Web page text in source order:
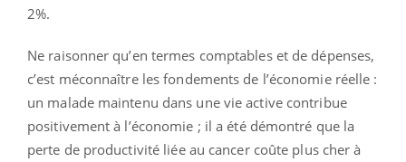
2%.
Ne raisonner qu’en termes comptables et de dépenses,
c’est méconnaître les fondements de l’économie réelle :
un malade maintenu dans une vie active contribue
positivement à l’économie ; il a été démontré que la
perte de productivité liée au cancer coûte plus cher à